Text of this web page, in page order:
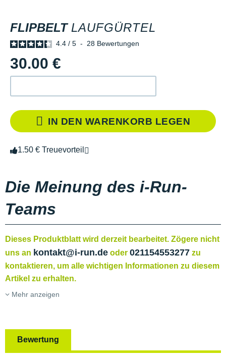
FLIPBELT LAUFGÜRTEL
4.4 / 5 - 28 Bewertungen
30.00 €
IN DEN WARENKORB LEGEN
1.50 € Treuevorteil
Die Meinung des i-Run-
Teams
Dieses Produktblatt wird derzeit bearbeitet. Zögere nicht
uns an kontakt@i-run.de oder 021154553277 zu
kontaktieren, um alle wichtigen Informationen zu diesem
Artikel zu erhalten.
Mehr anzeigen
Bewertung